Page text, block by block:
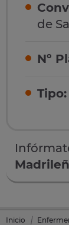
de
Nº
Tipo:
Inicio